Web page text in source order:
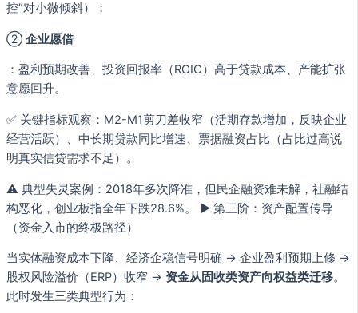
控”对小微倾斜）；
② 企业愿借
：盈利预期改善、投资回报率（ROIC）高于贷款成本、产能扩张
意愿回升。
✅ 关键指标观察：M2-M1剪刀差收窄（活期存款增加，反映企业
经营活跃）、中长期贷款同比增速、票据融资占比（占比过高说
明真实信贷需求不足）。
⚠️ 典型失灵案例：2018年多次降准，但民企融资难未解，社融结
构恶化，创业板指全年下跌28.6%。 ▶ 第三阶：资产配置传导
（资金入市的终极路径）
当实体融资成本下降、经济企稳信号明确 → 企业盈利预期上修 →
股权风险溢价（ERP）收窄 → 资金从固收类资产向权益类迁移。
此时发生三类典型行为：